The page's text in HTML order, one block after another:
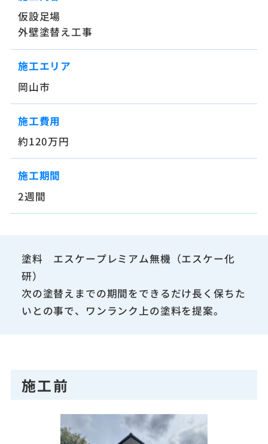
仮設足場
外壁塗替え工事
施工エリア
岡山市
施工費用
約120万円
施工期間
2週間
塗料 エスケープレミアム無機（エスケー化
研）
次の塗替えまでの期間をできるだけ長く保ちた
いとの事で、ワンランク上の塗料を提案。
施工前